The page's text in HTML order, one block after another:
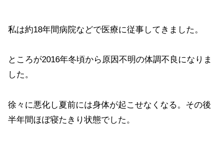
私は約18年間病院などで医療に従事してきました。
ところが2016年冬頃から原因不明の体調不良になりま
した。
徐々に悪化し夏前には身体が起こせなくなる。その後
半年間ほぼ寝たきり状態でした。